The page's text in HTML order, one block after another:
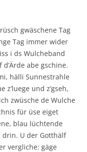
gwäschene Tag
Tag immer wider
i ds Wulcheband
abe gschine.
hälli Sunnestrahle
z’luege und z’gseh,
zwüsche de Wulche
für üse eiget
blau lüchtende
drin. U der Gotthälf
vergliche: gäge